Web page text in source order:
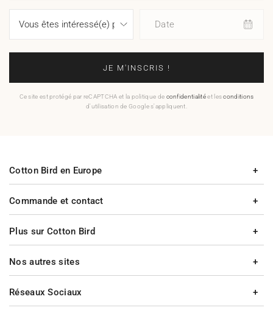
Date
JE M'INSCRIS !
Ce site est protégé par reCAPTCHA et la politique de confidentialitéet lesconditions
d'utilisation de Google s'appliquent.
Commande et contact
Plus sur Cotton Bird
Cotton Bird en Europe
Nos autres sites
Réseaux Sociaux